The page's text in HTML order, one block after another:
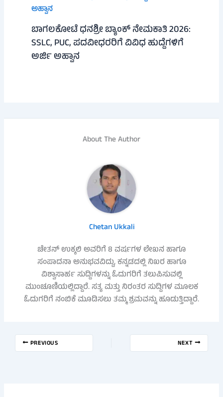
ಬಾಗಲಕೋಟೆ ಧನಶ್ರೀ ಬ್ಯಾಂಕ್ ನೇಮಕಾತಿ 2026:
SSLC, PUC, ಪದವೀಧರರಿಗೆ ವಿವಿಧ ಹುದ್ದೆಗಳಿಗೆ
ಅರ್ಜಿ ಅಹ್ವಾನ
About The Author
Chetan Ukkali
ಚೇತನ್ ಉಕ್ಕಲಿ ಅವರಿಗೆ 8 ವರ್ಷಗಳ ಲೇಖನ ಹಾಗೂ
ಸಂಪಾದನಾ ಅನುಭವವಿದ್ದು, ಕನ್ನಡದಲ್ಲಿ ನಿಖರ ಹಾಗೂ
ವಿಶ್ವಾಸಾರ್ಹ ಸುದ್ದಿಗಳನ್ನು ಓದುಗರಿಗೆ ತಲುಪಿಸುವಲ್ಲಿ
ಮುಂಚೂಣಿಯಲ್ಲಿದ್ದಾರೆ. ಸತ್ಯ ಮತ್ತು ನಿರಂತರ ಸುದ್ದಿಗಳ ಮೂಲಕ
ಓದುಗರಿಗೆ ನಂಬಿಕೆ ಮೂಡಿಸಲು ತಮ್ಮ ಶ್ರಮವನ್ನು ಹೂಡುತ್ತಿದ್ದಾರೆ.
PREVIOUS NEXT